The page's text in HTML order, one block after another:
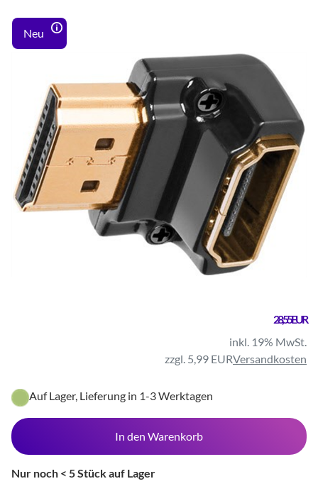
Neu
28,55 EUR
inkl. 19% MwSt.
zzgl. 5,99 EURVersandkosten
Auf Lager, Lieferung in 1-3 Werktagen
In den Warenkorb
Nur noch < 5 Stück auf Lager